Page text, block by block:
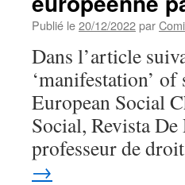
Publié le20/12/2022par
Dans l’article
‘manifestation’
European Social
Social, Revista
professeur de
→